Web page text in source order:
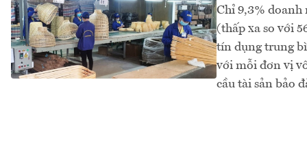
Chỉ 9,3% doanh
(thấp xa so với
tín dụng trung
với mỗi đơn vị
cầu tài sản bảo